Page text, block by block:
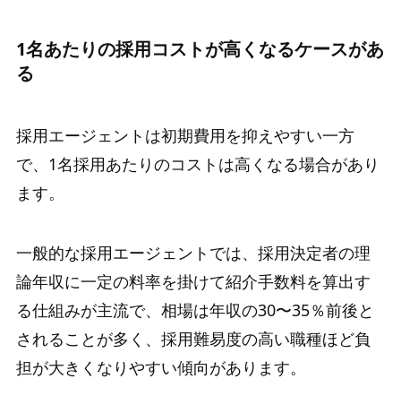
1名あたりの採用コストが高くなるケースがあ
る
採用エージェントは初期費用を抑えやすい一方
で、1名採用あたりのコストは高くなる場合があり
ます。
一般的な採用エージェントでは、採用決定者の理
論年収に一定の料率を掛けて紹介手数料を算出す
る仕組みが主流で、相場は年収の30〜35％前後と
されることが多く、採用難易度の高い職種ほど負
担が大きくなりやすい傾向があります。